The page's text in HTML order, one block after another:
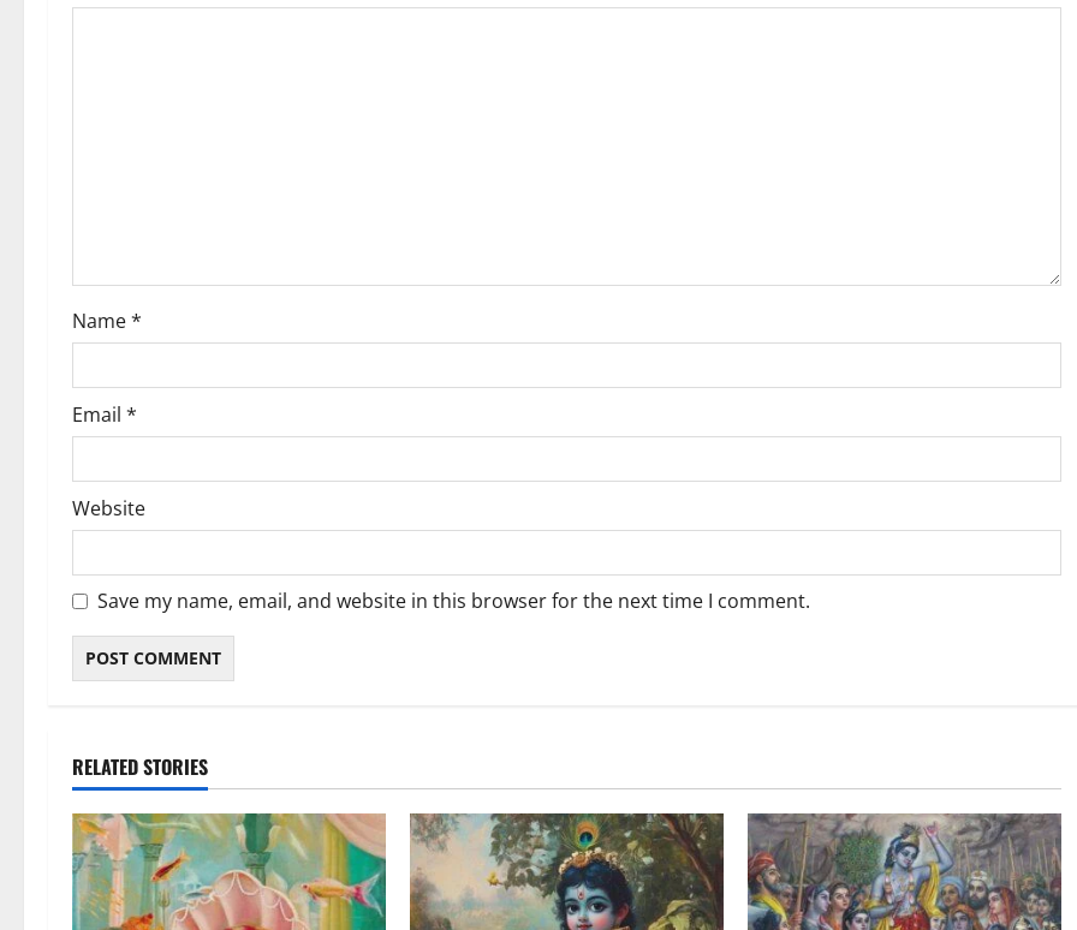
Name*
Email *
Website
Save my name, email, and website in this browser for the next time I comment.
RELATED STORIES